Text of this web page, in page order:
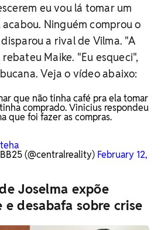
eu vou lá tomar um
Ninguém comprou o
a rival de Vilma. "A
Maike. "Eu esqueci",
Veja o vídeo abaixo:
que não tinha café pra ela tomar
comprado. Vinicius respondeu
que foi fazer as compras.
(@centralreality) February 12,
Joselma expõe
e desabafa sobre crise